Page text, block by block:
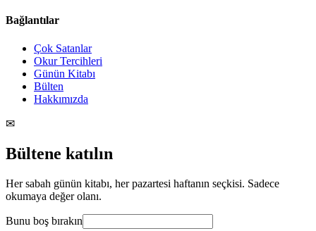
Bağlantılar
Çok Satanlar
Okur Tercihleri
Günün Kitabı
Bülten
Hakkımızda
✉
Bültene katılın
Her sabah günün kitabı, her pazartesi haftanın seçkisi. Sadece
okumaya değer olanı.
Bunu boş bırakın